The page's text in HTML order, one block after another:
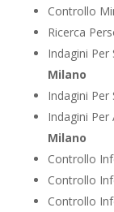
Controllo
Ricerca
Indagini Per
Milano
Indagini Per
Indagini
Milano
Controllo
Controllo
Controllo